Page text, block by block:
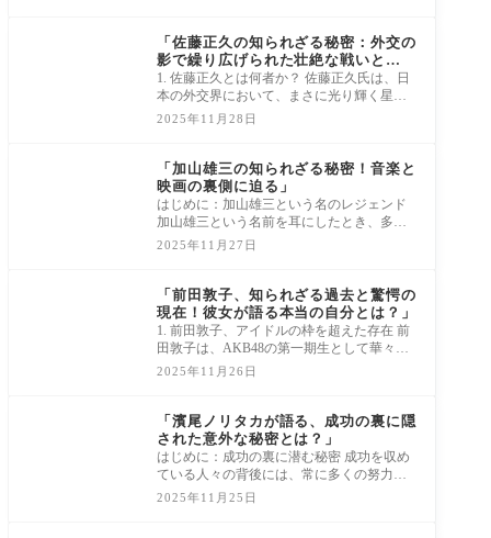
「佐藤正久の知られざる秘密：外交の
影で繰り広げられた壮絶な戦いと
は？」
1. 佐藤正久とは何者か？ 佐藤正久氏は、日
本の外交界において、まさに光り輝く星の
ような存在です。彼が築いてきたキャリア
2025年11月28日
「加山雄三の知られざる秘密！音楽と
映画の裏側に迫る」
はじめに：加山雄三という名のレジェンド
加山雄三という名前を耳にしたとき、多く
の人が思い浮かべるのはその美しい歌声や
2025年11月27日
「前田敦子、知られざる過去と驚愕の
現在！彼女が語る本当の自分とは？」
1. 前田敦子、アイドルの枠を超えた存在 前
田敦子は、AKB48の第一期生として華々し
くデビューし、瞬く間に日本のアイドル界
2025年11月26日
「濱尾ノリタカが語る、成功の裏に隠
された意外な秘密とは？」
はじめに：成功の裏に潜む秘密 成功を収め
ている人々の背後には、常に多くの努力と
犠牲が存在します。しかし、濱尾ノリタカ
2025年11月25日